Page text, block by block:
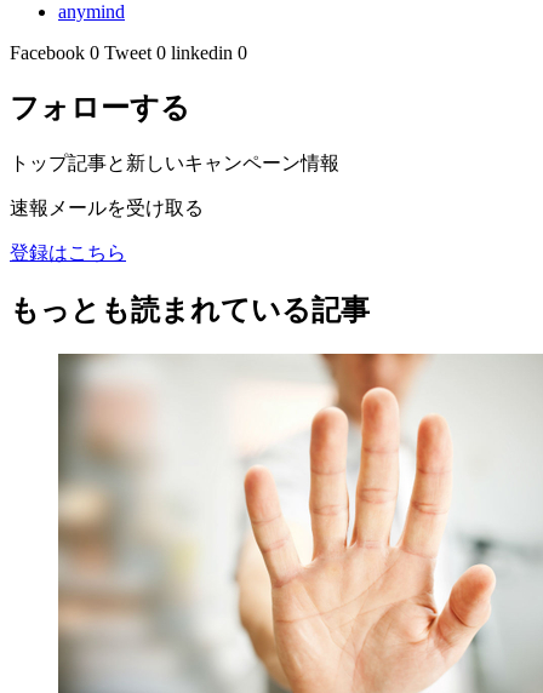
anymind
Facebook 0 Tweet 0 linkedin 0
フォローする
トップ記事と新しいキャンペーン情報
速報メールを受け取る
登録はこちら
もっとも読まれている記事